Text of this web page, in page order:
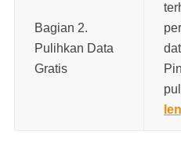
Bagian 2.
Pulihkan Data
Gratis